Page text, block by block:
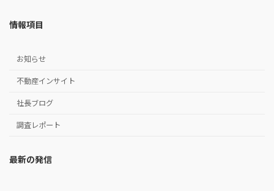
情報項目
お知らせ
不動産インサイト
社長ブログ
調査レポート
最新の発信